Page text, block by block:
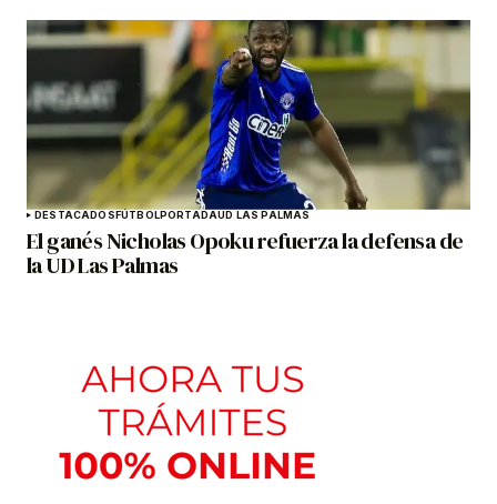
DESTACADOSFÚTBOLPORTADAUD LAS PALMAS
El ganés Nicholas Opoku refuerza la defensa de
la UD Las Palmas